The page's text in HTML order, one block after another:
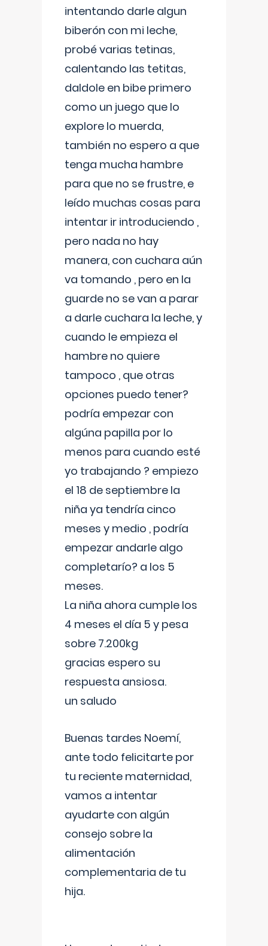
intentando darle algun
biberón con mi leche,
probé varias tetinas,
calentando las tetitas,
daldole en bibe primero
como un juego que lo
explore lo muerda,
también no espero a que
tenga mucha hambre
para que no se frustre, e
leído muchas cosas para
intentar ir introduciendo ,
pero nada no hay
manera, con cuchara aún
va tomando , pero en la
guarde no se van a parar
a darle cuchara la leche, y
cuando le empieza el
hambre no quiere
tampoco , que otras
opciones puedo tener?
podría empezar con
algúna papilla por lo
menos para cuando esté
yo trabajando ? empiezo
el 18 de septiembre la
niña ya tendría cinco
meses y medio , podría
empezar andarle algo
completarío? a los 5
meses.
La niña ahora cumple los
4 meses el día 5 y pesa
sobre 7.200kg
gracias espero su
respuesta ansiosa.
un saludo
Buenas tardes Noemí,
ante todo felicitarte por
tu reciente maternidad,
vamos a intentar
ayudarte con algún
consejo sobre la
alimentación
complementaria de tu
hija.